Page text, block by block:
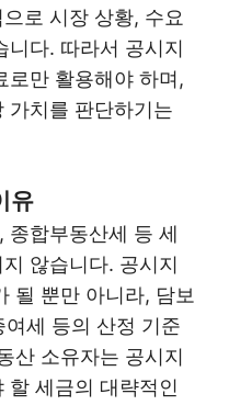
로 시장 상황, 수요
니다. 따라서 공시지
로만 활용해야 하며,
가치를 판단하기는
유
종합부동산세 등 세
않습니다. 공시지
될 뿐만 아니라, 담보
세 등의 산정 기준
산 소유자는 공시지
할 세금의 대략적인